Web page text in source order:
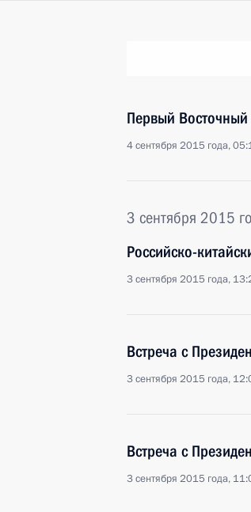
Первый
4 сентября 2015 года,
3 сентября 2015
Российско-
3 сентября 2015 года,
Встреча с
3 сентября 2015 года,
Встреча с
3 сентября 2015 года,